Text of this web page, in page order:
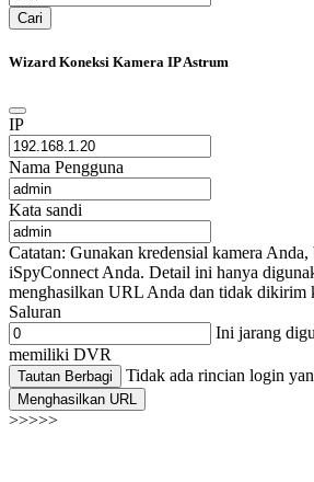
Cari
Wizard Koneksi Kamera IP Astrum
IP
Nama Pengguna
Kata sandi
Catatan: Gunakan kredensial kamera
iSpyConnect Anda. Detail ini hanya
menghasilkan URL Anda dan tidak dikirim
Saluran
Ini jarang
memiliki DVR
Tautan Berbagi Tidak ada rincian login
Menghasilkan URL
>>>>>